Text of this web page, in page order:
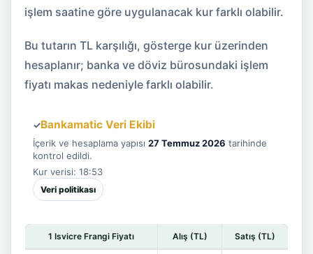
işlem saatine göre uygulanacak kur farklı olabilir.
Bu tutarın TL karşılığı, gösterge kur üzerinden
hesaplanır; banka ve döviz bürosundaki işlem
fiyatı makas nedeniyle farklı olabilir.
✓Bankamatic Veri Ekibi
İçerik ve hesaplama yapısı 27 Temmuz 2026 tarihinde
kontrol edildi.
Kur verisi: 18:53
Veri politikası
1 Isvicre Frangi Fiyatı Alış (TL) Satış (TL)